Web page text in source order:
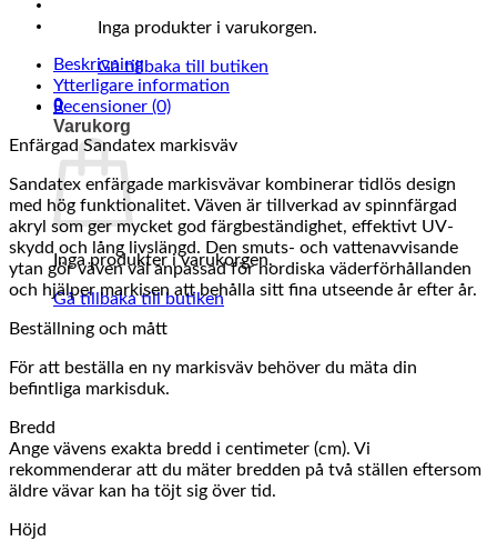
Inga produkter i varukorgen.
Gå tillbaka till butiken
0
Varukorg
Inga produkter i varukorgen.
Gå tillbaka till butiken
Beskrivning
Ytterligare information
Recensioner (0)
Enfärgad Sandatex markisväv
Sandatex enfärgade markisvävar kombinerar tidlös design
med hög funktionalitet. Väven är tillverkad av spinnfärgad
akryl som ger mycket god färgbeständighet, effektivt UV-
skydd och lång livslängd. Den smuts- och vattenavvisande
ytan gör väven väl anpassad för nordiska väderförhållanden
och hjälper markisen att behålla sitt fina utseende år efter år.
Beställning och mått
För att beställa en ny markisväv behöver du mäta din
befintliga markisduk.
Bredd
Ange vävens exakta bredd i centimeter (cm). Vi
rekommenderar att du mäter bredden på två ställen eftersom
äldre vävar kan ha töjt sig över tid.
Höjd